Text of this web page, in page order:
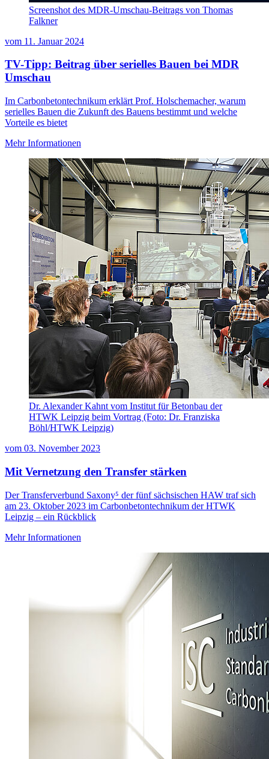
Screenshot des MDR-Umschau-Beitrags von Thomas
Falkner
vom 11. Januar 2024
TV-Tipp: Beitrag über serielles Bauen bei MDR
Umschau
Im Carbonbetontechnikum erklärt Prof. Holschemacher, warum
serielles Bauen die Zukunft des Bauens bestimmt und welche
Vorteile es bietet
Mehr Informationen
Dr. Alexander Kahnt vom Institut für Betonbau der
HTWK Leipzig beim Vortrag (Foto: Dr. Franziska
Böhl/HTWK Leipzig)
vom 03. November 2023
Mit Vernetzung den Transfer stärken
Der Transferverbund Saxony⁵ der fünf sächsischen HAW traf sich
am 23. Oktober 2023 im Carbonbetontechnikum der HTWK
Leipzig – ein Rückblick
Mehr Informationen